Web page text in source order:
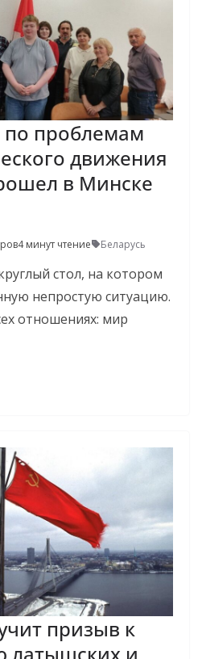
по проблемам
движения
в Минске
4 минут чтение Беларусь
стол, на котором
непростую ситуацию.
отношениях: мир
призыв к